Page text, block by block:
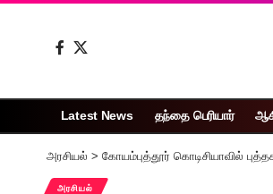
Latest News தந்தை பெரியார்
அரசியல் > கோயம்புத்தூர் கொடிசியாவில்
அரசியல்